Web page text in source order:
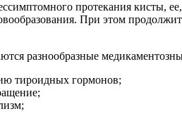
протекания кисты,
При этом
разнообразные
тироидных гормонов;